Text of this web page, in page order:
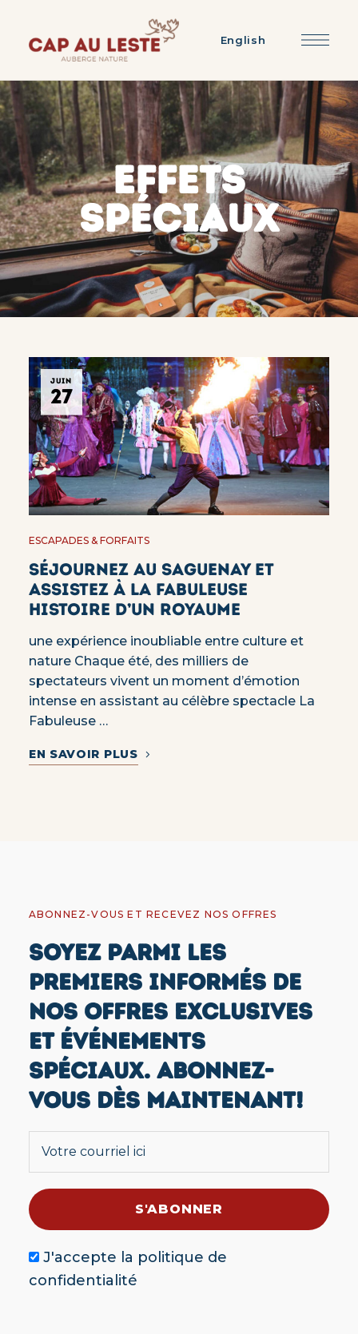
English
EFFETS
SPÉCIAUX
JUIN
27
ESCAPADES & FORFAITS
Séjournez au Saguenay et
assistez à la Fabuleuse
Histoire d’un Royaume
une expérience inoubliable entre culture et
nature Chaque été, des milliers de
spectateurs vivent un moment d’émotion
intense en assistant au célèbre spectacle La
Fabuleuse …
EN SAVOIR PLUS
ABONNEZ-VOUS ET RECEVEZ NOS OFFRES
SOYEZ PARMI LES
PREMIERS INFORMÉS DE
NOS OFFRES EXCLUSIVES
ET ÉVÉNEMENTS
SPÉCIAUX. ABONNEZ-
VOUS DÈS MAINTENANT!
J'accepte la politique de
confidentialité